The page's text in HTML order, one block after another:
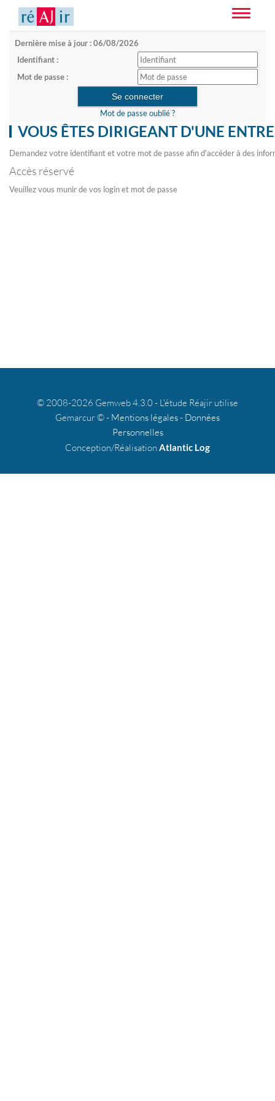
Toggle
Dernière mise à jour : 06/08/2026
Identifiant :
Mot de passe :
Mot de passe oublié ?
VOUS ÊTES DIRIGEANT D'UNE
Demandez votre identifiant et votre mot de passe afin d'accéder à des
Accès réservé
Veuillez vous munir de vos login et mot de passe
© 2008-2026 Gemweb 4.3.0 - L'étude Réajir utilise
Gemarcur © - Mentions légales- Données
Personnelles
Conception/Réalisation Atlantic Log